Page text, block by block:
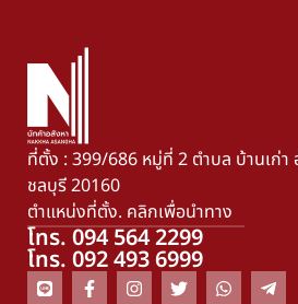
ที่ตั้ง : 399/686 หมู่ที่ 2 ตำบล บ้านเก่า
ชลบุรี 20160
ตำแหน่งที่ตั้ง. คลิกเพื่อนำทาง
โทร. 094 564 2299
โทร. 092 493 6999